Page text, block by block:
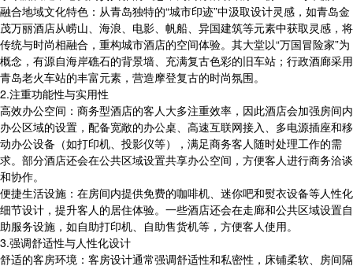
融合地域文化特色：从青岛独特的“城市印迹”中汲取设计灵感，如青岛金
茂万丽酒店从崂山、海浪、电影、帆船、异国建筑等元素中获取灵感，将
传统与时尚相融合，重构城市酒店的空间体验。其大堂以“万国冒险家”为
概念，有源自海岸礁石的背景墙、充满复古色彩的旧车站；行政酒廊采用
青岛老火车站的丰富元素，营造摩登复古的时尚氛围。
2.注重功能性与实用性
高效办公空间：商务型酒店的客人大多注重效率，因此酒店会加强房间内
办公区域的设置，配备宽敞的办公桌、高速互联网接入、多电源插座和移
动办公设备（如打印机、投影仪等），满足商务客人随时处理工作的需
求。部分酒店还会在公共区域设置共享办公空间，方便客人进行商务洽谈
和协作。
便捷生活设施：在房间内提供免费的咖啡机、迷你吧和熨衣设备等人性化
细节设计，提升客人的居住体验。一些酒店还会在走廊和公共区域设置自
助服务设施，如自助打印机、自助售货机等，方便客人使用。
3.强调舒适性与人性化设计
舒适的客房环境：客房设计通常强调舒适性和私密性，床铺柔软、房间隔